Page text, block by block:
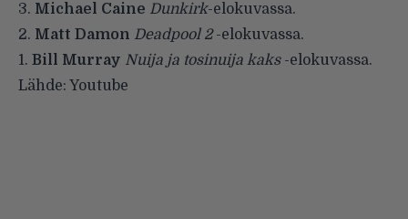
3. Michael Caine Dunkirk-elokuvassa.
2. Matt Damon Deadpool 2-elokuvassa.
1. Bill Murray Nuija ja tosinuija kaks-elokuvassa.
Lähde: Youtube